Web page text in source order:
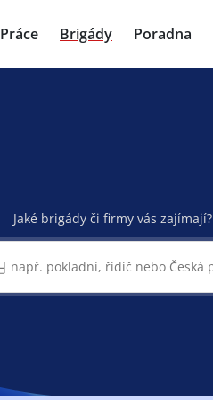
Práce Brigády Poradna
Jaké brigády či firmy vás zajímají?